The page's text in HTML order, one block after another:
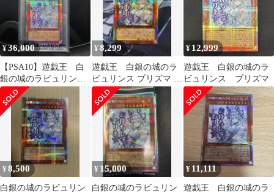
¥36,000
【PSA10】遊戯王 白
銀の城のラビュリン
ス スタンプ 絵違い
プリシク
¥8,299
遊戯王 白銀の城のラ
ビュリンス プリズマ プ
リシク スタンプエディ
ション
¥ 12,999
遊戯王 白銀の城のラ
ビュリンス プリズマ
¥8,500
白銀の城のラビュリン
¥ 15,000
白銀の城のラビュリン
¥ 11,111
遊戯王 白銀の城のラ